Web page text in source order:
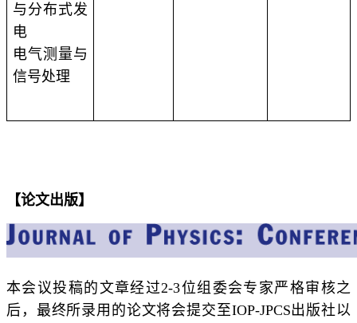
与分布式发
电
电气测量与
信号处理
【论文出版】
本会议投稿的文章经过2-3位组委会专家严格审核之
后，最终所录用的论文将会提交至IOP-JPCS出版社以